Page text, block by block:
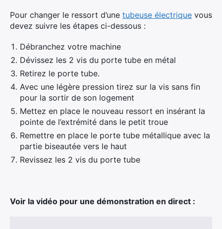
Pour changer le ressort d’une tubeuse électrique vous
devez suivre les étapes ci-dessous :
Débranchez votre machine
Dévissez les 2 vis du porte tube en métal
Retirez le porte tube.
Avec une légère pression tirez sur la vis sans fin
pour la sortir de son logement
Mettez en place le nouveau ressort en insérant la
pointe de l’extrémité dans le petit troue
Remettre en place le porte tube métallique avec la
partie biseautée vers le haut
Revissez les 2 vis du porte tube
Voir la vidéo pour une démonstration en direct :